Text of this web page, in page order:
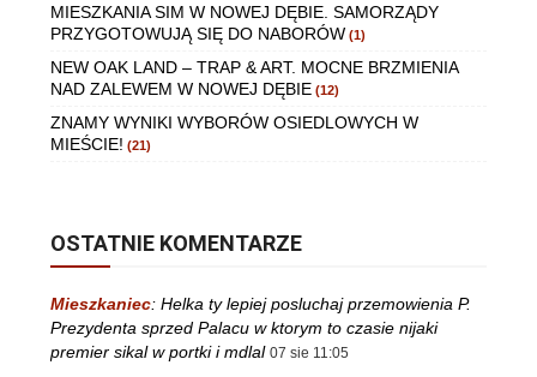
MIESZKANIA SIM W NOWEJ DĘBIE. SAMORZĄDY
PRZYGOTOWUJĄ SIĘ DO NABORÓW (1)
NEW OAK LAND – TRAP & ART. MOCNE BRZMIENIA
NAD ZALEWEM W NOWEJ DĘBIE (12)
ZNAMY WYNIKI WYBORÓW OSIEDLOWYCH W
MIEŚCIE! (21)
OSTATNIE KOMENTARZE
Mieszkaniec: Helka ty lepiej posluchaj przemowienia P.
Prezydenta sprzed Palacu w ktorym to czasie nijaki
premier sikal w portki i mdlal 07 sie 11:05